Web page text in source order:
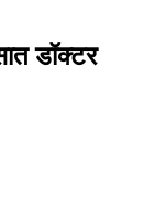
डॉक्टर